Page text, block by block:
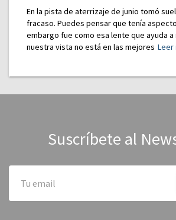
En la pista de aterrizaje de junio tomó
fracaso. Puedes pensar que tenía
embargo fue como esa lente que ayuda a
nuestra vista no está en las mejores
Suscríbete al